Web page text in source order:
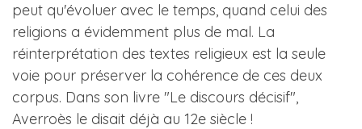
peut qu'évoluer avec le temps, quand celui des
religions a évidemment plus de mal. La
réinterprétation des textes religieux est la seule
voie pour préserver la cohérence de ces deux
corpus. Dans son livre "Le discours décisif",
Averroès le disait déjà au 12e siècle !